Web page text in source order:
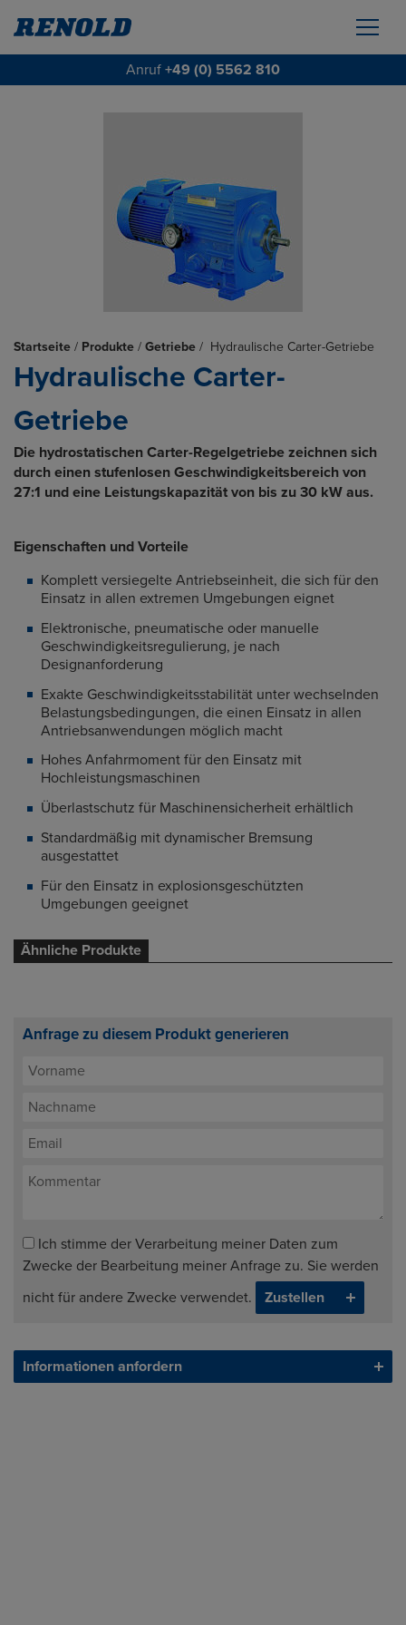
Anruf +49 (0) 5562 810
Startseite / Produkte / Getriebe / Hydraulische Carter-Getriebe
Hydraulische Carter-
Getriebe
Die hydrostatischen Carter-Regelgetriebe zeichnen sich
durch einen stufenlosen Geschwindigkeitsbereich von
27:1 und eine Leistungskapazität von bis zu 30 kW aus.
Eigenschaften und Vorteile
Komplett versiegelte Antriebseinheit, die sich für den
Einsatz in allen extremen Umgebungen eignet
Elektronische, pneumatische oder manuelle
Geschwindigkeitsregulierung, je nach
Designanforderung
Exakte Geschwindigkeitsstabilität unter wechselnden
Belastungsbedingungen, die einen Einsatz in allen
Antriebsanwendungen möglich macht
Hohes Anfahrmoment für den Einsatz mit
Hochleistungsmaschinen
Überlastschutz für Maschinensicherheit erhältlich
Standardmäßig mit dynamischer Bremsung
ausgestattet
Für den Einsatz in explosionsgeschützten
Umgebungen geeignet
Ähnliche Produkte
Anfrage zu diesem Produkt generieren
Ich stimme der Verarbeitung meiner Daten zum
Zwecke der Bearbeitung meiner Anfrage zu. Sie werden
nicht für andere Zwecke verwendet.
Informationen anfordern